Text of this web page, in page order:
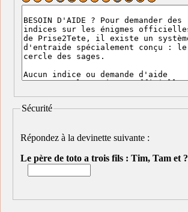
Sécurité
Répondez à la devinette suivante :
Le père de toto a trois fils : Tim, Tam et ?